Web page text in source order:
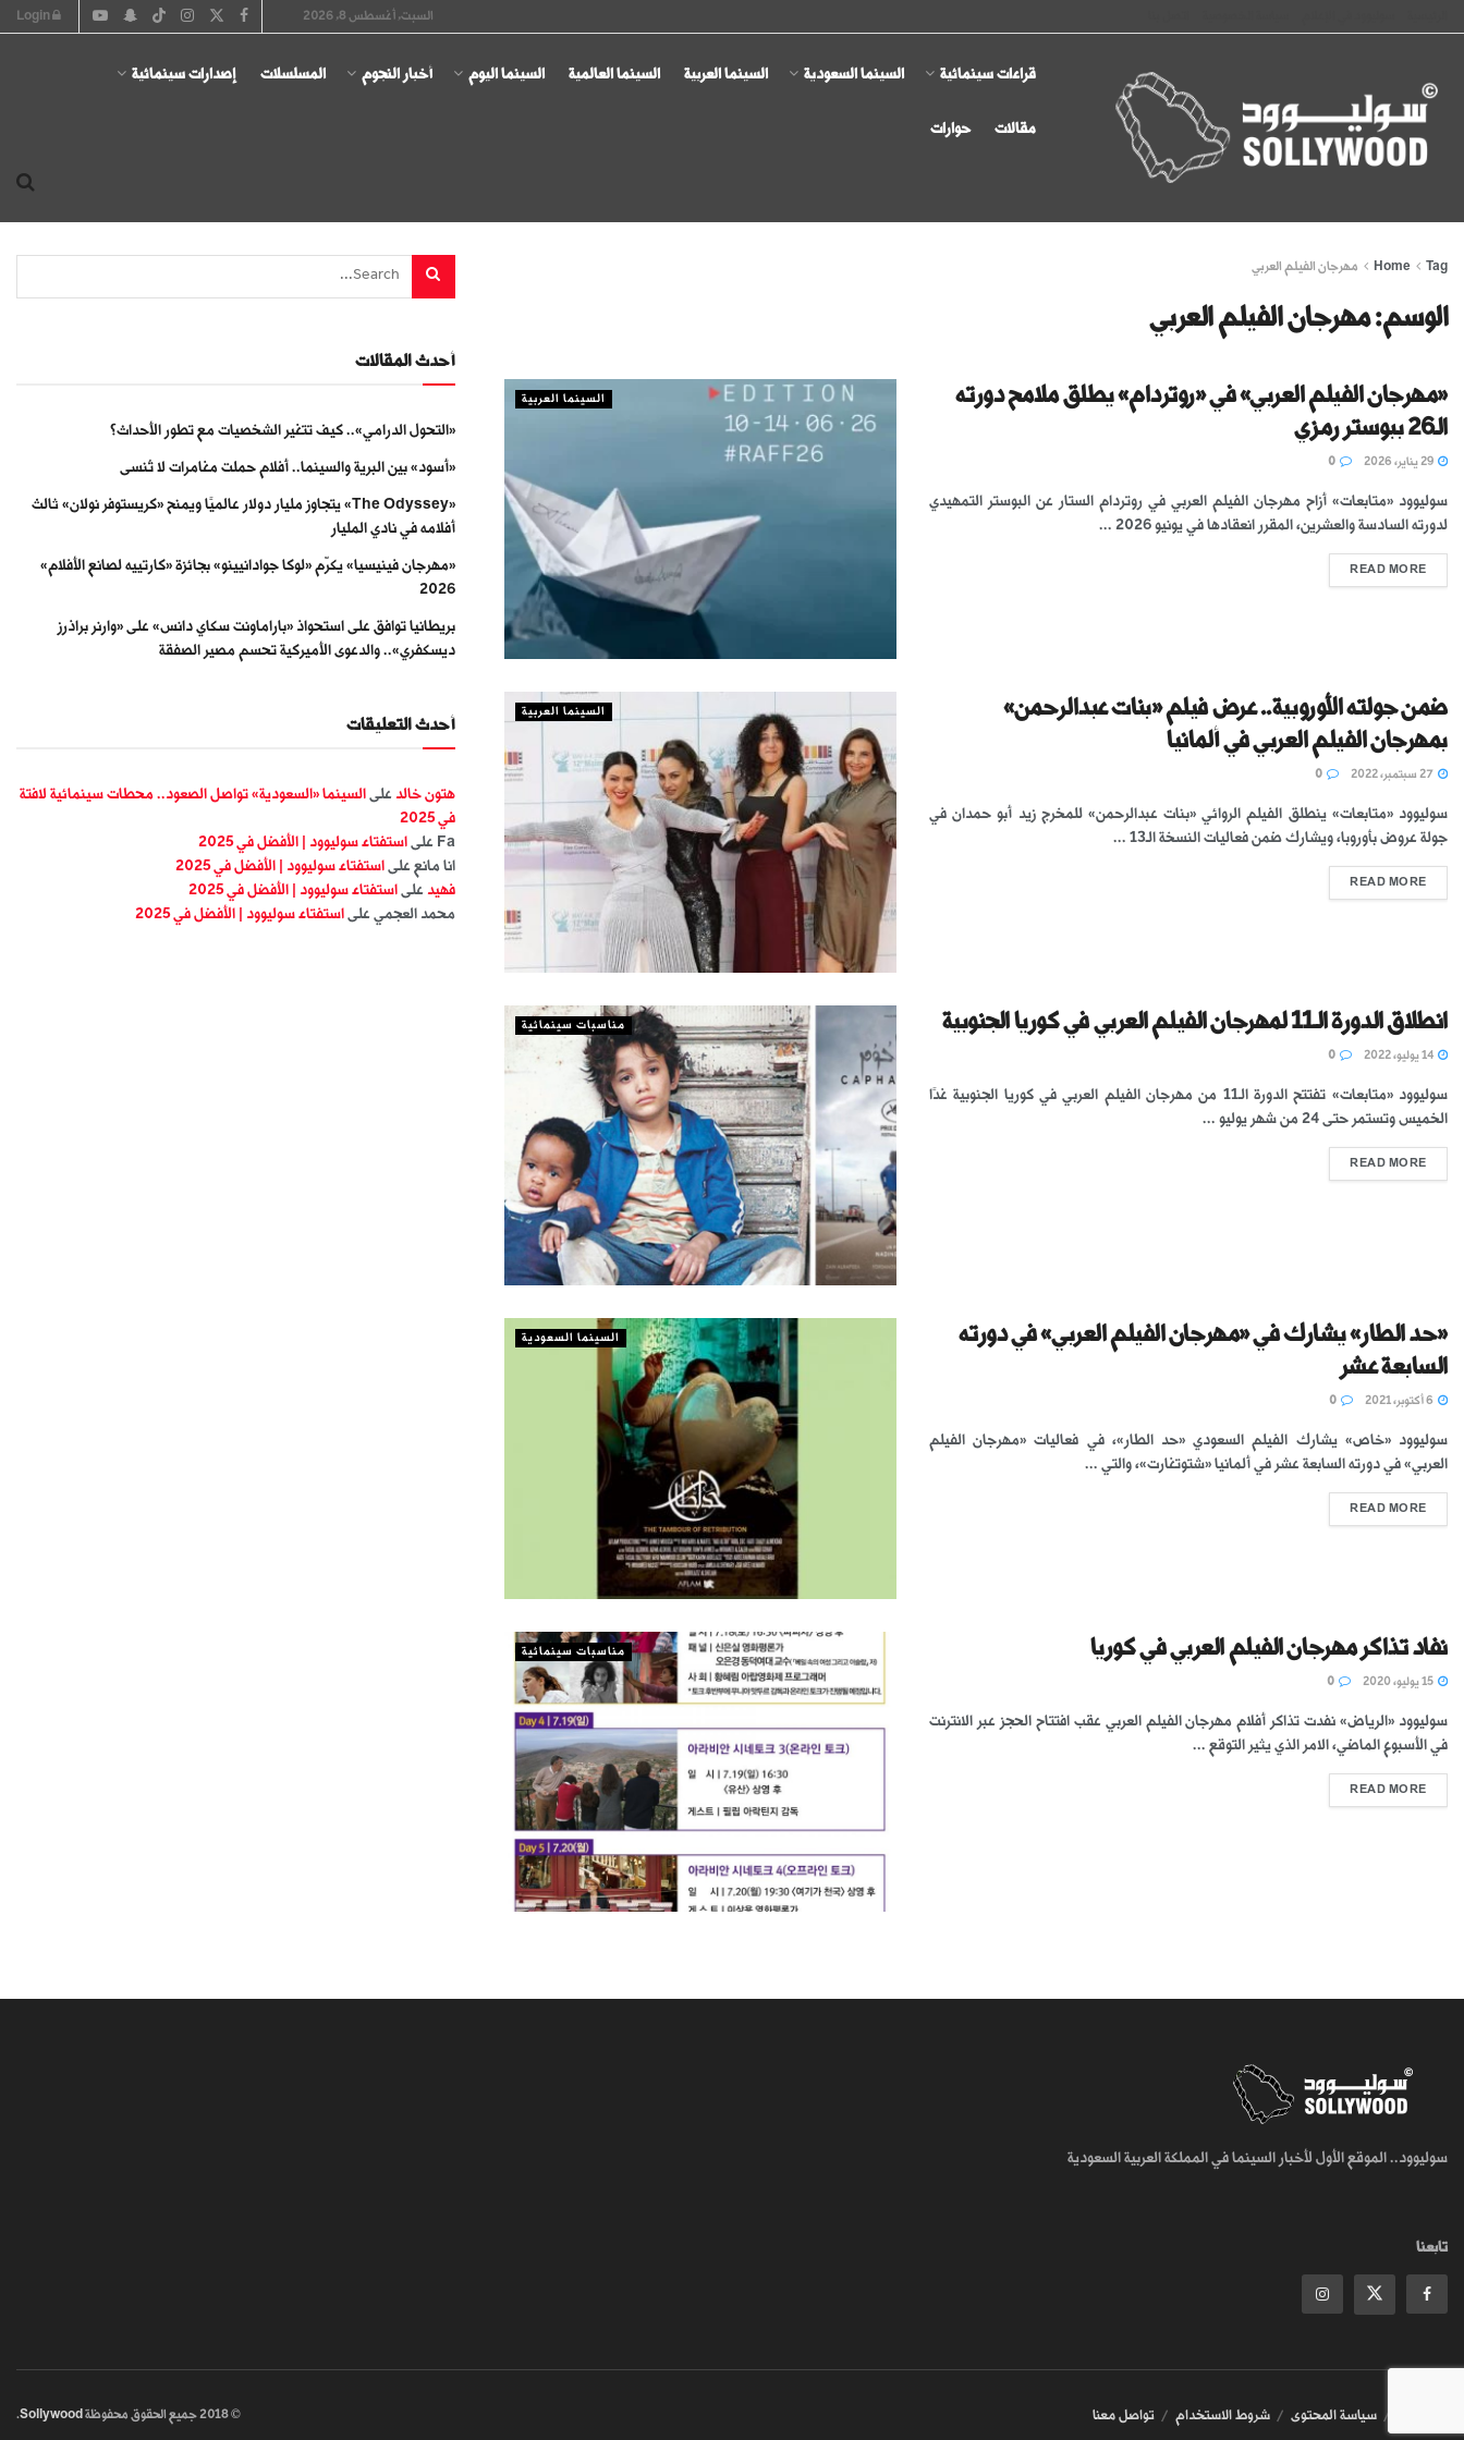
السبت, أغسطس 8, 2026
قراءات سينمائية السينما السعودية السينما العربية السينما العالمية السينما اليوم أخبار النجوم المسلسلات إصدارات سينمائية
مقالات حوارات
Home Tag مهرجان الفيلم العربي
الوسم:مهرجان الفيلم العربي
السينما العربية
«مهرجان الفيلم العربي» في «روتردام» يطلق ملامح دورته
الـ26 ببوستر رمزي
سوليوود «متابعات» أزاح مهرجان الفيلم العربي في روتردام الستار عن البوستر التمهيدي
لدورته السادسة والعشرين، المقرر انعقادها في يونيو 2026 ...
READ MORE
السينما العربية
ضمن جولته الأوروبية.. عرض فيلم «بنات عبدالرحمن»
بمهرجان الفيلم العربي في ألمانيا
سوليوود «متابعات» ينطلق الفيلم الروائي «بنات عبدالرحمن» للمخرج زيد أبو حمدان في
جولة عروض بأوروبا، ويشارك ضمن فعاليات النسخة الـ13 ...
READ MORE
مناسبات سينمائية انطلاق الدورة الـ11 لمهرجان الفيلم العربي في كوريا الجنوبية
سوليوود «متابعات» تفتتح الدورة الـ11 من مهرجان الفيلم العربي في كوريا الجنوبية غدًا
الخميس وتستمر حتى 24 من شهر يوليو ...
READ MORE
السينما السعودية
«حد الطار» يشارك في «مهرجان الفيلم العربي» في دورته
السابعة عشر
سوليوود «خاص» يشارك الفيلم السعودي «حد الطار»، في فعاليات «مهرجان الفيلم
العربي» في دورته السابعة عشر في ألمانيا «شتوتغارت»، والتي ...
READ MORE
مناسبات سينمائية نفاد تذاكر مهرجان الفيلم العربي في كوريا
سوليوود «الرياض» نفدت تذاكر أفلام مهرجان الفيلم العربي عقب افتتاح الحجز عبر الانترنت
في الأسبوع الماضي، الامر الذي يثير التوقع ...
READ MORE
أحدث المقالات
«التحول الدرامي».. كيف تتغير الشخصيات مع تطور الأحداث؟
«أسود» بين البرية والسينما.. أفلام حملت مغامرات لا تُنسى
«The Odyssey» يتجاوز مليار دولار عالميًا ويمنح «كريستوفر نولان» ثالث
أفلامه في نادي المليار
«مهرجان فينيسيا» يكرّم «لوكا جوادانيينو» بجائزة «كارتييه لصانع الأفلام»
2026
بريطانيا توافق على استحواذ «باراماونت سكاي دانس» على «وارنر براذرز
ديسكفري».. والدعوى الأميركية تحسم مصير الصفقة
أحدث التعليقات
هتون خالد على السينما «السعودية» تواصل الصعود.. محطات سينمائية لافتة
في 2025
Fa على استفتاء سوليوود | الأفضل في 2025
انا مانع على استفتاء سوليوود | الأفضل في 2025
فهيد على استفتاء سوليوود | الأفضل في 2025
محمد العجمي على استفتاء سوليوود | الأفضل في 2025
سوليوود.. الموقع الأول لأخبار السينما في المملكة العربية السعودية
تابعنا
© 2018 جميع الحقوق محفوظة Sollywood
. سياسة المحتوى شروط الاستخدام تواصل معنا